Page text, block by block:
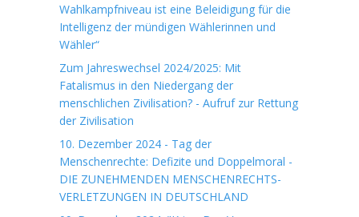
Wahlkampfniveau ist eine Beleidigung für die
Intelligenz der mündigen Wählerinnen und
Wähler“
Zum Jahreswechsel 2024/2025: Mit
Fatalismus in den Niedergang der
menschlichen Zivilisation? - Aufruf zur Rettung
der Zivilisation
10. Dezember 2024 - Tag der
Menschenrechte: Defizite und Doppelmoral -
DIE ZUNEHMENDEN MENSCHENRECHTS-
VERLETZUNGEN IN DEUTSCHLAND